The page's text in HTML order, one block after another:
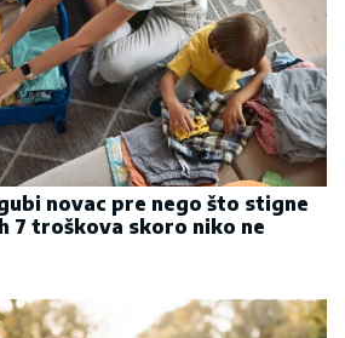
novac pre nego što stigne
7 troškova skoro niko ne